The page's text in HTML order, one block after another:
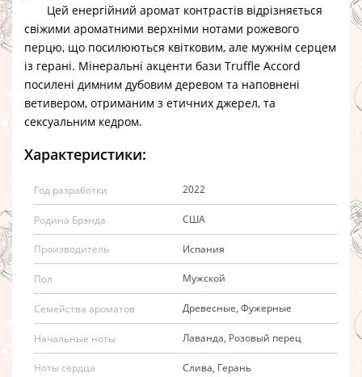
Цей енергійний аромат контрастів відрізняється
свіжими ароматними верхніми нотами рожевого
перцю, що посилюються квітковим, але мужнім серцем
із герані. Мінеральні акценти бази Truffle Accord
посилені димним дубовим деревом та наповнені
ветивером, отриманим з етичних джерел, та
сексуальним кедром.
Характеристики:
Год разработки 2022
Родина Брэнда США
Производитель Испания
Пол Мужской
Семейства ароматов Древесные, Фужерные
Начальные ноты Лаванда, Розовый перец
Ноты сердца Слива, Герань